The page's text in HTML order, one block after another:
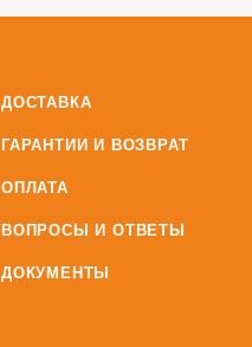
ДОСТАВКА
ГАРАНТИИ И ВОЗВРАТ
ОПЛАТА
ВОПРОСЫ И ОТВЕТЫ
ДОКУМЕНТЫ